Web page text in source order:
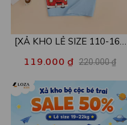
[XẢ KHO LẺ SIZE 110-160]
mẫu - Áo trẻ em từ 15-42kg
- Loza Kids XPL001
119.000 ₫ 220.000 ₫